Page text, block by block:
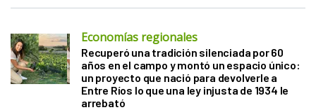
Economías regionales
Recuperó una tradición silenciada por 60
años en el campo y montó un espacio único:
un proyecto que nació para devolverle a
Entre Ríos lo que una ley injusta de 1934 le
arrebató